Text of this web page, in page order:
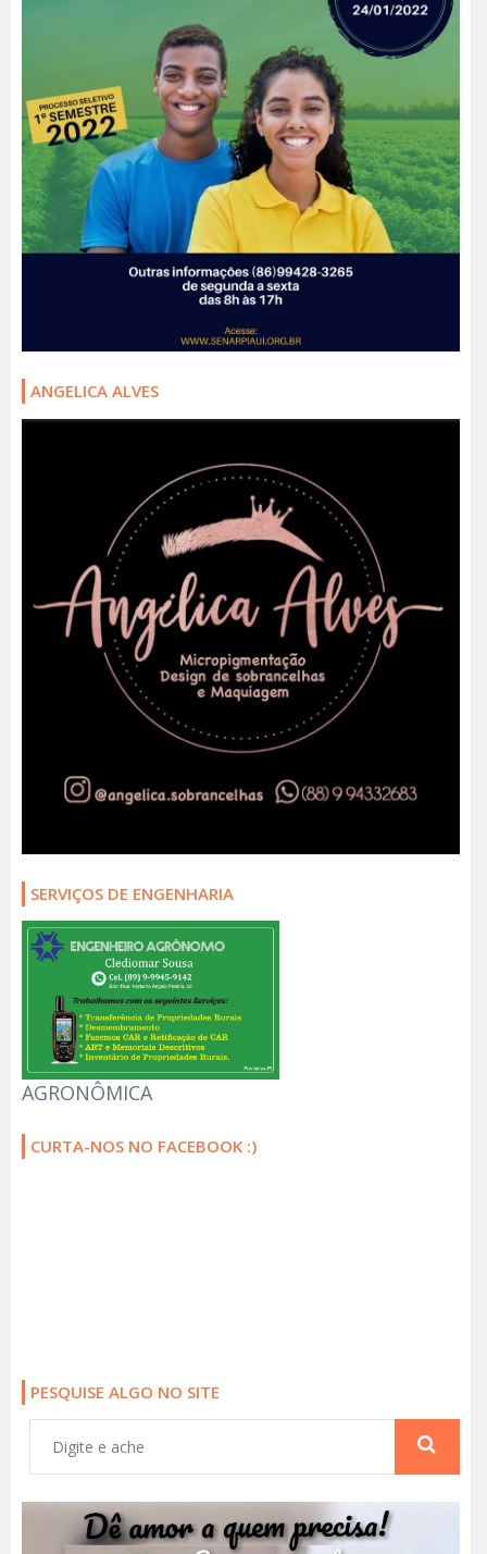
ANGELICA ALVES
SERVIÇOS DE ENGENHARIA
AGRONÔMICA
CURTA-NOS NO FACEBOOK :)
PESQUISE ALGO NO SITE